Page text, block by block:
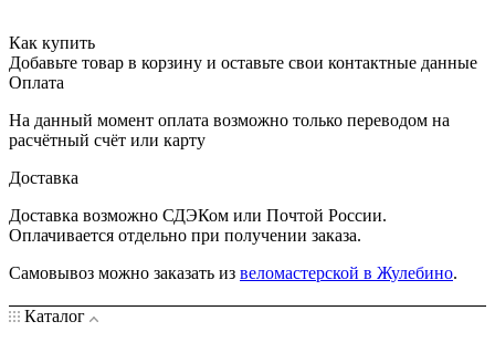
Как купить
Добавьте товар в корзину и оставьте свои контактные данные
Оплата
На данный момент оплата возможно только переводом на
расчётный счёт или карту
Доставка
Доставка возможно СДЭКом или Почтой России.
Оплачивается отдельно при получении заказа.
Самовывоз можно заказать из веломастерской в Жулебино.
Каталог